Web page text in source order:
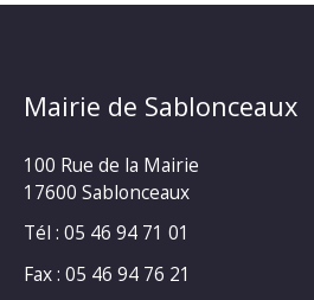
Mairie de Sablonceaux
100 Rue de la Mairie
17600 Sablonceaux
Tél : 05 46 94 71 01
Fax : 05 46 94 76 21